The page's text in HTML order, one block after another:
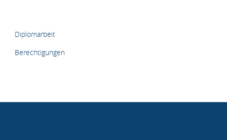
HAUPTMENÜ
Diplomarbeit
Berechtigungen